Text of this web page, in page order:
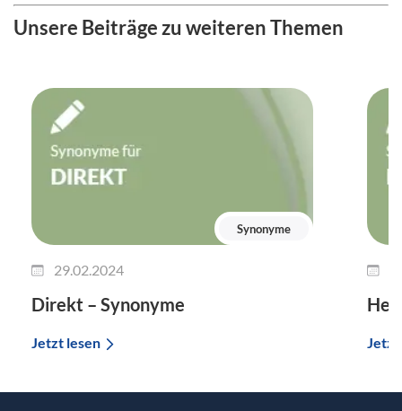
Unsere Beiträge zu weiteren Themen
Synonyme
29.02.2024
Direkt – Synonyme
Jetzt lesen Jetzt